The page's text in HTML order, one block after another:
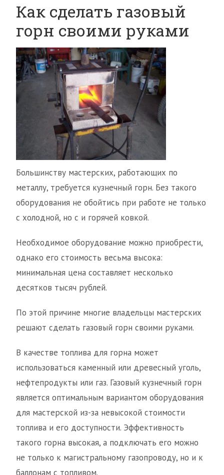
Как сделать газовый
горн своими руками
Большинству мастерских, работающих по
металлу, требуется кузнечный горн. Без такого
оборудования не обойтись при работе не только
с холодной, но с и горячей ковкой.
Необходимое оборудование можно приобрести,
однако его стоимость весьма высока:
минимальная цена составляет несколько
десятков тысяч рублей.
По этой причине многие владельцы мастерских
решают сделать газовый горн своими руками.
В качестве топлива для горна может
использоваться каменный или древесный уголь,
нефтепродукты или газ. Газовый кузнечный горн
является оптимальным вариантом оборудования
для мастерской из-за невысокой стоимости
топлива и его доступности. Эффективность
такого горна высокая, а подключать его можно
не только к магистральному газопроводу, но и к
баллонам с топливом.